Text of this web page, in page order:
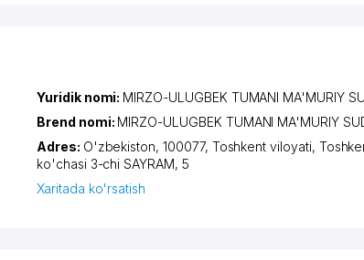
Yuridik nomi: MIRZO-ULUGBEK TUMANI MA'MURIY
Brend nomi: MIRZO-ULUGBEK TUMANI MA'MURIY
Adres: O'zbekiston, 100077, Toshkent viloyati,
ko'chasi 3-chi SAYRAM, 5
Xaritada ko'rsatish